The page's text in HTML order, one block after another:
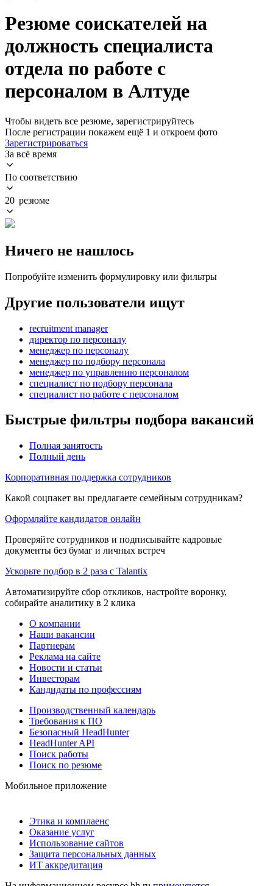
Резюме соискателей на
должность специалиста
отдела по работе с
персоналом в Алтуде
Чтобы видеть все резюме, зарегистрируйтесь
После регистрации покажем ещё 1 и откроем фото
Зарегистрироваться
За всё время
По соответствию
20 резюме
Ничего не нашлось
Попробуйте изменить формулировку или фильтры
Другие пользователи ищут
recruitment manager
директор по персоналу
менеджер по персоналу
менеджер по подбору персонала
менеджер по управлению персоналом
специалист по подбору персонала
специалист по работе с персоналом
Быстрые фильтры подбора вакансий
Полная занятость
Полный день
Корпоративная поддержка сотрудников
Какой соцпакет вы предлагаете семейным сотрудникам?
Оформляйте кандидатов онлайн
Проверяйте сотрудников и подписывайте кадровые
документы без бумаг и личных встреч
Ускорьте подбор в 2 раза с Talantix
Автоматизируйте сбор откликов, настройте воронку,
собирайте аналитику в 2 клика
О компании
Наши вакансии
Партнерам
Реклама на сайте
Новости и статьи
Инвесторам
Кандидаты по профессиям
Производственный календарь
Требования к ПО
Безопасный HeadHunter
HeadHunter API
Поиск работы
Поиск по резюме
Мобильное приложение
Этика и комплаенс
Оказание услуг
Использование сайтов
Защита персональных данных
ИТ аккредитация